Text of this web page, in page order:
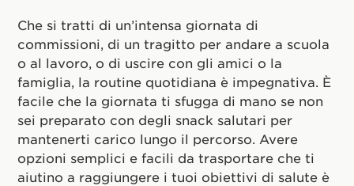
Che si tratti di un’intensa giornata di
commissioni, di un tragitto per andare a scuola
o al lavoro, o di uscire con gli amici o la
famiglia, la routine quotidiana è impegnativa. È
facile che la giornata ti sfugga di mano se non
sei preparato con degli snack salutari per
mantenerti carico lungo il percorso. Avere
opzioni semplici e facili da trasportare che ti
aiutino a raggiungere i tuoi obiettivi di salute è